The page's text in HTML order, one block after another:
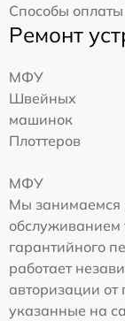
Способы оплаты
Ремонт
МФУ
Швейных
машинок
Плоттеров
МФУ
Мы занимаемся
обслуживанием
гарантийного
работает
авторизации
указанные на